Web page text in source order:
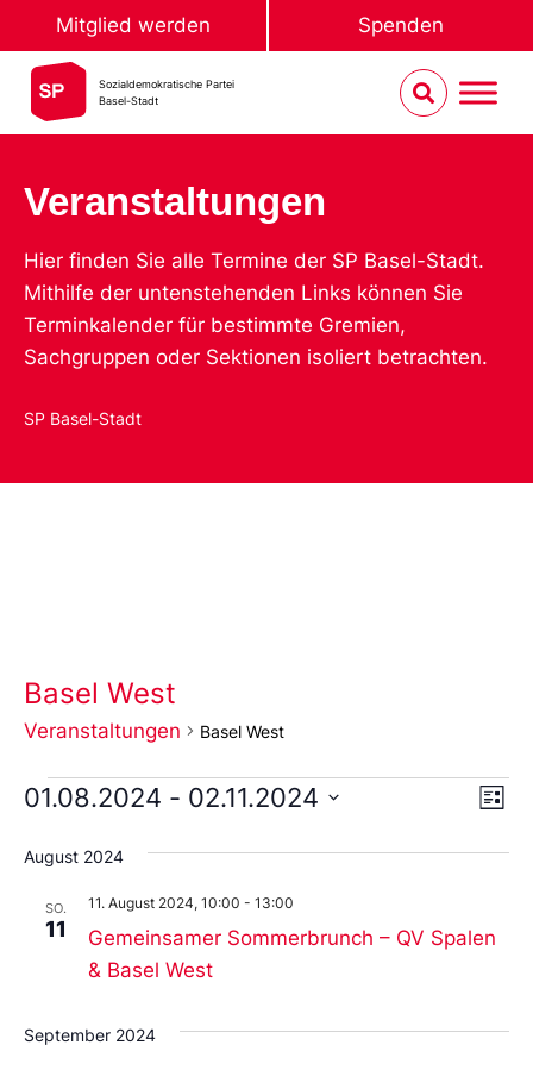
Mitglied werden Spenden
Sozialdemokratische Partei
Basel-Stadt
Veranstaltungen
Hier finden Sie alle Termine der SP Basel-Stadt.
Mithilfe der untenstehenden Links können Sie
Terminkalender für bestimmte Gremien,
Sachgruppen oder Sektionen isoliert betrachten.
SP Basel-Stadt
Basel West
Veranstaltungen Basel West
Liste
01.08.2024 - 02.11.2024
Sie
das
aus.
August 2024
SO.
11
Gemeinsamer Sommerbrunch – QV Spalen
& Basel West
11. August 2024, 10:00 - 13:00
September 2024